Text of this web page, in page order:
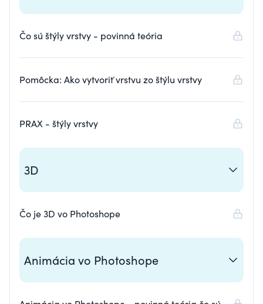
Čo sú štýly vrstvy - povinná teória
Pomôcka: Ako vytvoriť vrstvu zo štýlu vrstvy
PRAX - štýly vrstvy
3D
Čo je 3D vo Photoshope
Animácia vo Photoshope